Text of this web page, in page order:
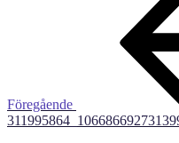
Föregående